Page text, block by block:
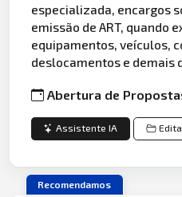
especializada, encargos
emissão de ART, quando
equipamentos, veículos,
deslocamentos e demais
Abertura de
Assistente IA
Recomendamos